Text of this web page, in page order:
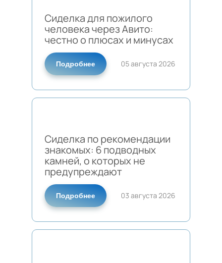
Сиделка для пожилого
человека через Авито:
честно о плюсах и минусах
Подробнее 05 августа 2026
Сиделка по рекомендации
знакомых: 6 подводных
камней, о которых не
предупреждают
Подробнее 03 августа 2026